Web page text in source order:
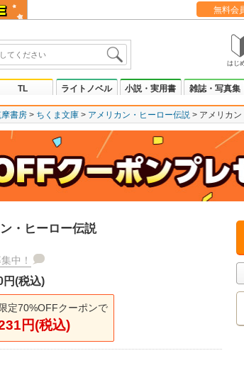
無料会
はじ
TL ライトノベル 小説・実用書 雑誌・写真集
書房 ちくま文庫 アメリカン・ヒーロー伝説 アメリカ
・ヒーロー伝説
中！
(税込)
定70%OFFクーポンで
円(税込)